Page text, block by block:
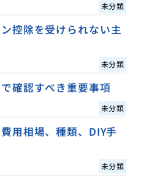
未分類
控除を受けられない主
未分類
確認すべき重要事項
未分類
用相場、種類、DIY手
未分類